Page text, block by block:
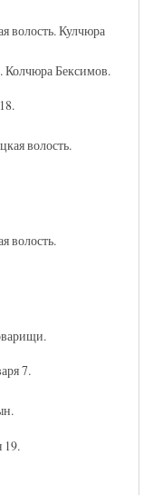
волость. Кулчюра
Колчюра Бексимов.
волость.
волость.
7.
19.